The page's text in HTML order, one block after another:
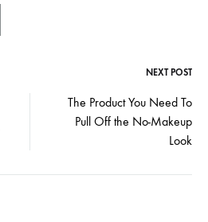
NEXT POST
The Product You Need To
Pull Off the No-Makeup
Look